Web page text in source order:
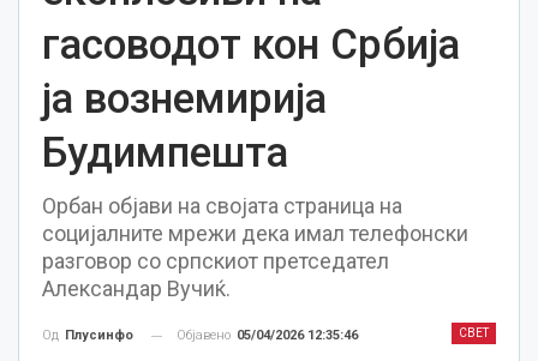
гасоводот кон Србија
ја вознемирија
Будимпешта
Орбан објави на својата страница на
социјалните мрежи дека имал телефонски
разговор со српскиот претседател
Александар Вучиќ.
СВЕТ
Од Плусинфо Објавено 05/04/2026 12:35:46